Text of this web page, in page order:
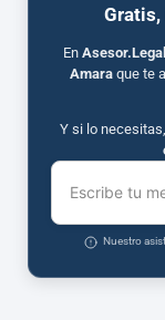
En Asesor.Legal
Amaraque te
Y si lo
Escribe tu
Nuestro